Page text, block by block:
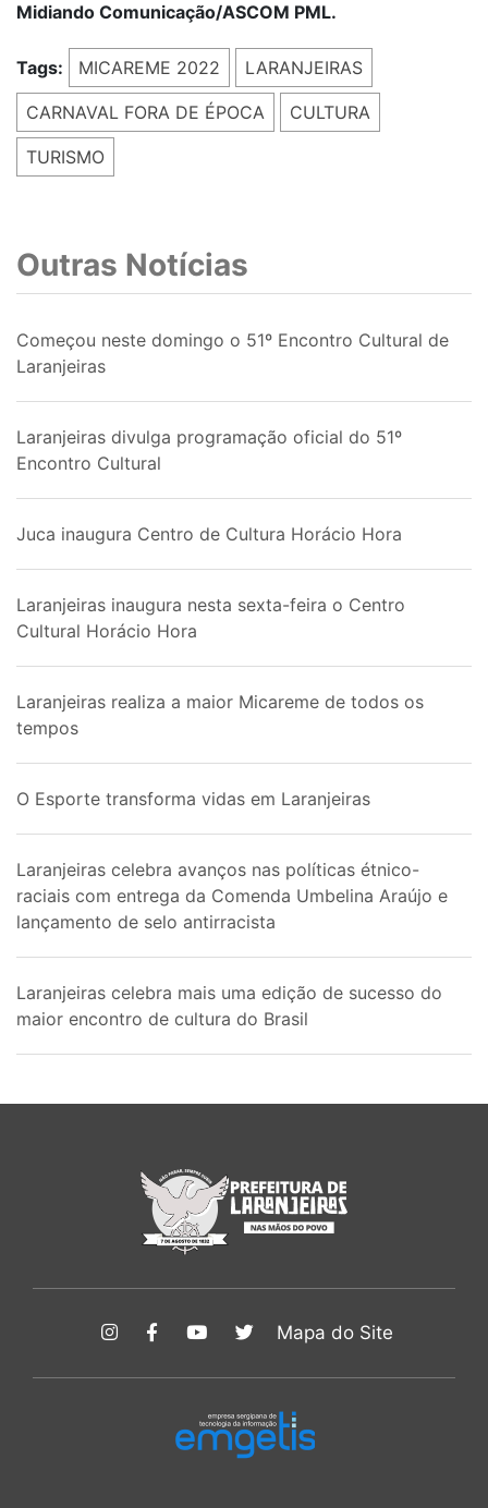
Midiando Comunicação/ASCOM PML.
Tags: MICAREME 2022 LARANJEIRAS
CARNAVAL FORA DE ÉPOCA CULTURA
TURISMO
Outras Notícias
Começou neste domingo o 51º Encontro Cultural de
Laranjeiras
Laranjeiras divulga programação oficial do 51º
Encontro Cultural
Juca inaugura Centro de Cultura Horácio Hora
Laranjeiras inaugura nesta sexta-feira o Centro
Cultural Horácio Hora
Laranjeiras realiza a maior Micareme de todos os
tempos
O Esporte transforma vidas em Laranjeiras
Laranjeiras celebra avanços nas políticas étnico-
raciais com entrega da Comenda Umbelina Araújo e
lançamento de selo antirracista
Laranjeiras celebra mais uma edição de sucesso do
maior encontro de cultura do Brasil
Mapa do Site